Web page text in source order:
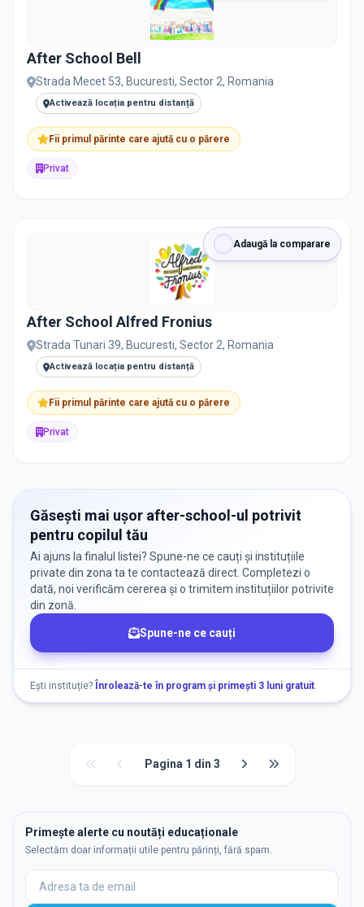
After School Bell
Strada Mecet 53, Bucuresti, Sector 2, Romania
Activează locația pentru distanță
Fii primul părinte care ajută cu o părere
Privat
Adaugă la comparare
After School Alfred Fronius
Strada Tunari 39, Bucuresti, Sector 2, Romania
Activează locația pentru distanță
Fii primul părinte care ajută cu o părere
Privat
Găsești mai ușor after-school-ul potrivit
pentru copilul tău
Ai ajuns la finalul listei? Spune-ne ce cauți și instituțiile
private din zona ta te contactează direct. Completezi o
dată, noi verificăm cererea și o trimitem instituțiilor potrivite
din zonă.
Spune-ne ce cauți
Ești instituție? Înrolează-te în program și primești 3 luni gratuit.
Pagina 1 din 3
Primește alerte cu noutăți educaționale
Selectăm doar informații utile pentru părinți, fără spam.